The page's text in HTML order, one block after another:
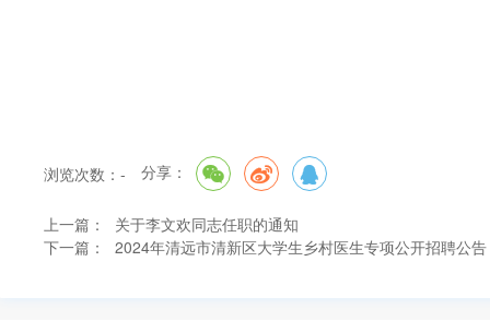
浏览次数： - 分享：
上一篇：
关于李文欢同志任职的通知
下一篇：
2024年清远市清新区大学生乡村医生专项公开招聘公告